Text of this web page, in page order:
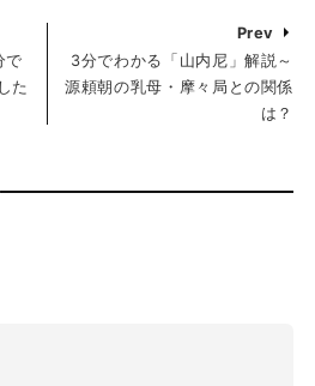
で
た
Prev
3分でわかる「山内尼」解説～
源頼朝の乳母・摩々局との関係
は？